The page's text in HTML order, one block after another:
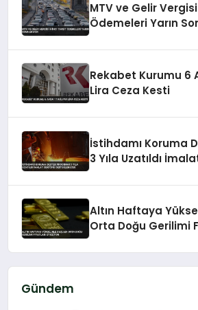
MTV ve Gelir
Ödemeleri Yarın
Rekabet Kurumu 6
Lira Ceza Kesti
İstihdamı Koruma
3 Yıla Uzatıldı
Desteklenecek
Altın Haftaya
Orta Doğu Gerilimi
Gündem